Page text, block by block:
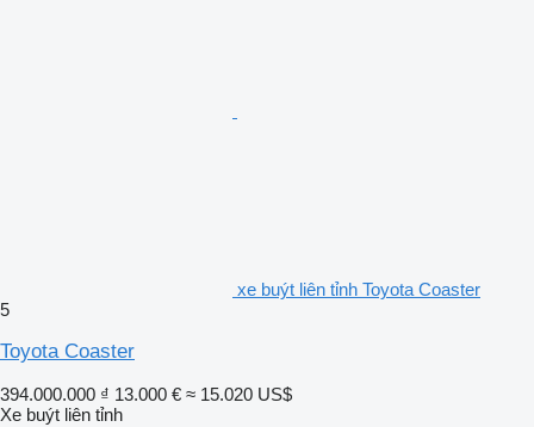
xe buýt liên tỉnh Toyota Coaster
5
Toyota Coaster
394.000.000 ₫ 13.000 € ≈ 15.020 US$
Xe buýt liên tỉnh